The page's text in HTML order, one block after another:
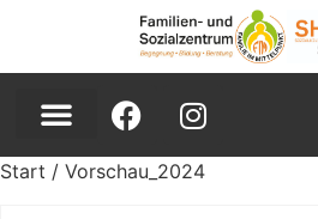
Start / Vorschau_2024